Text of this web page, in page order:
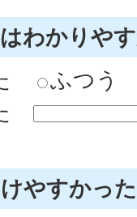
わかりや
ふつう
やすかっ